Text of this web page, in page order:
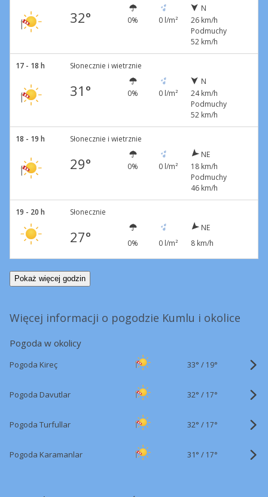
32° 0% 0 l/m²
N
26 km/h
Podmuchy
52 km/h
17 - 18 h Słonecznie i wietrznie
31° 0% 0 l/m²
N
24 km/h
Podmuchy
52 km/h
18 - 19 h Słonecznie i wietrznie
29° 0% 0 l/m²
NE
18 km/h
Podmuchy
46 km/h
19 - 20 h Słonecznie
27° 0% 0 l/m²
NE
8 km/h
Pokaż więcej godzin
Więcej informacji o pogodzie Kumlu i okolice
Pogoda w okolicy
Pogoda Kireç 33° / 19°
Pogoda Davutlar 32° / 17°
Pogoda Turfullar 32° / 17°
Pogoda Karamanlar 31° / 17°